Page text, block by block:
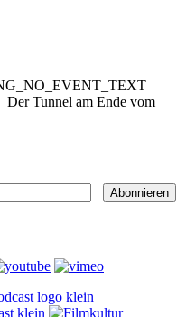
Der Tunnel am Ende vom